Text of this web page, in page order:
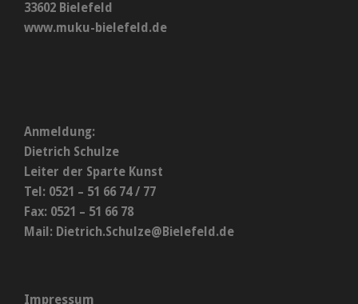
33602 Bielefeld
www.muku-bielefeld.de
Anmeldung:
Dietrich Schulze
Leiter der Sparte Kunst
Tel: 0521 – 51 66 74 / 77
Fax: 0521 – 51 66 78
Mail: Dietrich.Schulze@Bielefeld.de
Impressum